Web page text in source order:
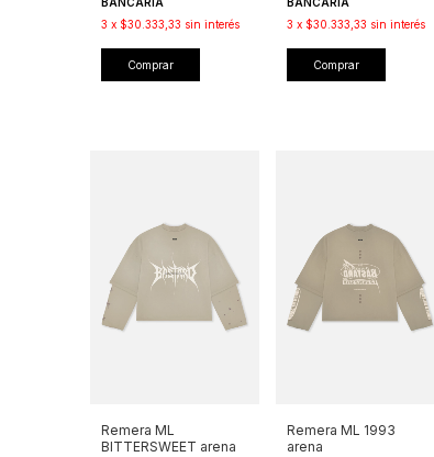
3 x $30.333,33 sin interés
Comprar
3 x $30.333,33 sin interés
Comprar
Remera ML
BITTERSWEET arena
Remera ML 1993
arena